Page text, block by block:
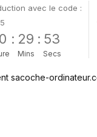
avec le code :
: 29
Mins
: 52
Secs